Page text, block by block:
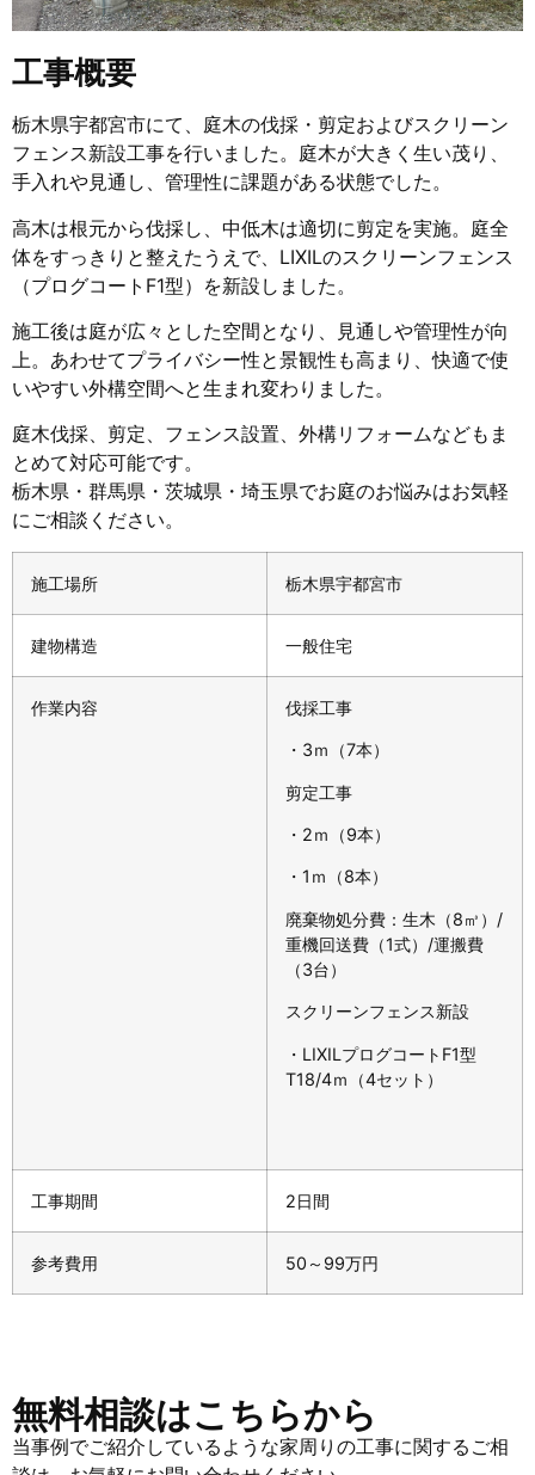
工事概要
栃木県宇都宮市にて、庭木の伐採・剪定およびスクリーン
フェンス新設工事を行いました。庭木が大きく生い茂り、
手入れや見通し、管理性に課題がある状態でした。
高木は根元から伐採し、中低木は適切に剪定を実施。庭全
体をすっきりと整えたうえで、 LIXILのスクリーンフェンス
（プログコートF1型）を新設しました。
施工後は庭が広々とした空間となり、見通しや管理性が向
上。あわせてプライバシー性と景観性も高まり、快適で使
いやすい外構空間へと生まれ変わりました。
庭木伐採、剪定、フェンス設置、外構リフォームなどもま
とめて対応可能です。
栃木県・群馬県・茨城県・埼玉県でお庭のお悩みはお気軽
にご相談ください。
施工場所 栃木県宇都宮市
建物構造 一般住宅
作業内容 伐採工事
・3ｍ（7本）
剪定工事
・2ｍ（9本）
・1ｍ（8本）
廃棄物処分費：生木（8㎥）/
重機回送費（1式）/運搬費
（3台）
スクリーンフェンス新設
・LIXILプログコートF1型
T18/4ｍ（4セット）
工事期間 2日間
参考費用 50～99万円
無料相談はこちらから
当事例でご紹介しているような家周りの工事に関するご相